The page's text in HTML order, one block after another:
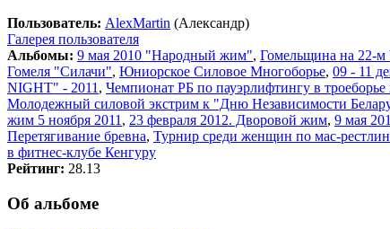
Пользователь: AlexMartin (Александр)
Галерея пользователя
Альбомы: 9 мая 2010 "Народный жим", Гомельщина на 22-м
Гомеля "Силачи", Юниорское Силовое Многоборье, 09 - 11
NIGHT" - 2011 , Чемпионат РБ по пауэрлифтингу в троеборье
Молодежный силовой экстрим к "Дню Независимости
жим 5 ноября 2011 , 23 февраля 2012. Дворовой жим, 9 мая
Перетягивание бревна, Турнир среди женщин по мас-
в фитнес-клубе Кенгуру
Рейтинг: 28.13
Об альбоме